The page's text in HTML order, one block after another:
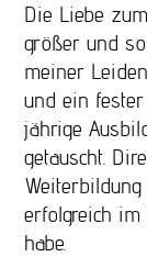
Die Liebe
größer und
meiner
und ein
jährige
getauscht.
erfolgreich im
habe.